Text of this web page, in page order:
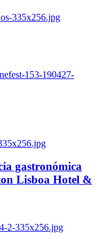
335x256.jpg
153-190427-
gastronómica
Lisboa Hotel &
2-335x256.jpg